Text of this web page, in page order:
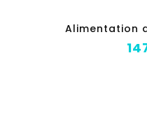
Alimentation